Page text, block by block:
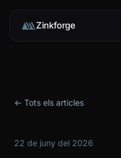
Zinkforge
← Tots els articles
22 de juny del 2026